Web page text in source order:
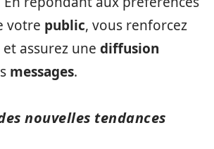
votre public, vous renforcez
assurez une diffusion
messages.
nouvelles tendances